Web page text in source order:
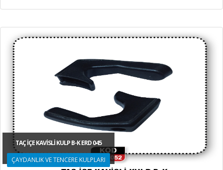
TAÇ İÇE KAVİSLİ KULP B-K ERD 045
ÇAYDANLIK VE TENCERE KULPLARI